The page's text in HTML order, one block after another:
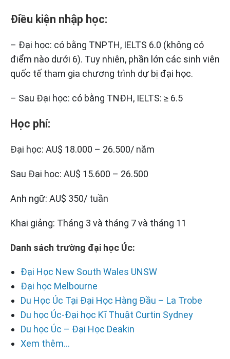
Điều kiện nhập học:
– Đại học: có bằng TNPTH, IELTS 6.0 (không có
điểm nào dưới 6). Tuy nhiên, phần lớn các sinh viên
quốc tế tham gia chương trình dự bị đại học.
– Sau Đại học: có bằng TNĐH, IELTS: ≥ 6.5
Học phí:
Đại học: AU$ 18.000 – 26.500/ năm
Sau Đại học: AU$ 15.600 – 26.500
Anh ngữ: AU$ 350/ tuần
Khai giảng: Tháng 3 và tháng 7 và tháng 11
Danh sách trường đại học Úc:
Đại Học New South Wales UNSW
Đại học Melbourne
Du Học Úc Tại Đại Học Hàng Đầu – La Trobe
Du học Úc-Đại học Kĩ Thuật Curtin Sydney
Du học Úc – Đại Học Deakin
Xem thêm...